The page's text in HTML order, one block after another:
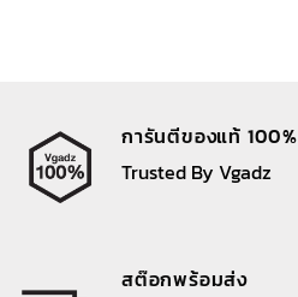
การันตีของแท้ 100%
Trusted By Vgadz
สต๊อกพร้อมส่ง